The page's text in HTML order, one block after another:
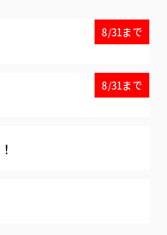
8/31まで
8/31まで